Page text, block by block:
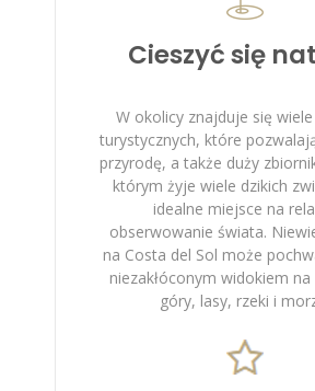
Cieszyć się
W okolicy znajduje się
turystycznych, które
przyrodę, a także duży
którym żyje wiele dzikich
idealne miejsce na
obserwowanie świata.
na Costa del Sol może
niezakłóconym widokiem
góry, lasy, rzeki i